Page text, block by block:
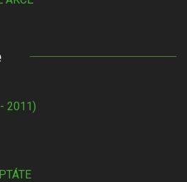
2011)